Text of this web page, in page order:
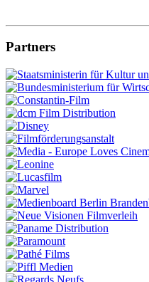
Partners